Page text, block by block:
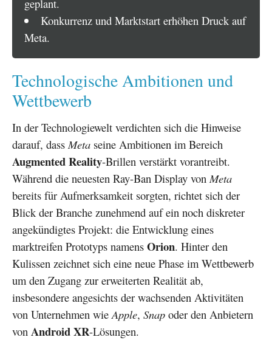
geplant.
Konkurrenz und Marktstart erhöhen Druck auf
Meta.
Technologische Ambitionen und
Wettbewerb
In der Technologiewelt verdichten sich die Hinweise
darauf, dass Meta seine Ambitionen im Bereich
Augmented Reality-Brillen verstärkt vorantreibt.
Während die neuesten Ray-Ban Display von Meta
bereits für Aufmerksamkeit sorgten, richtet sich der
Blick der Branche zunehmend auf ein noch diskreter
angekündigtes Projekt: die Entwicklung eines
marktreifen Prototyps namens Orion. Hinter den
Kulissen zeichnet sich eine neue Phase im Wettbewerb
um den Zugang zur erweiterten Realität ab,
insbesondere angesichts der wachsenden Aktivitäten
von Unternehmen wie Apple, Snap oder den Anbietern
von Android XR-Lösungen.